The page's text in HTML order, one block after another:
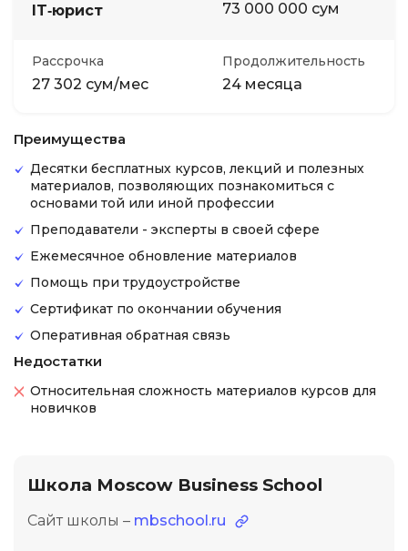
IT‑юрист 73 000 000 сум
Рассрочка
27 302 сум/мес
Продолжительность
24 месяца
Преимущества
Десятки бесплатных курсов, лекций и полезных
материалов, позволяющих познакомиться с
основами той или иной профессии
Преподаватели - эксперты в своей сфере
Ежемесячное обновление материалов
Помощь при трудоустройстве
Сертификат по окончании обучения
Оперативная обратная связь
Недостатки
Относительная сложность материалов курсов для
новичков
Школа Moscow Business School
Сайт школы – mbschool.ru